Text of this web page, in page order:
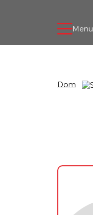
Menu
Dom